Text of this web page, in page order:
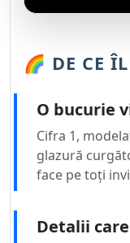
🌈 DE CE
O bucurie
Cifra 1,
glazură
face pe toți
Detalii